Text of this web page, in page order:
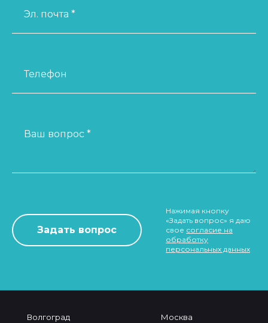
Эл. почта *
Телефон
Ваш вопрос *
Нажимая кнопку
«Задать вопрос» я даю
свое согласие на
обработку
персональных данных
Волгоград
Москва